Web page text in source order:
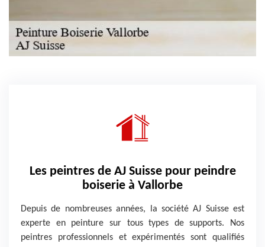
Les peintres de AJ Suisse pour peindre
boiserie à Vallorbe
Depuis de nombreuses années, la société AJ Suisse est
experte en peinture sur tous types de supports. Nos
peintres professionnels et expérimentés sont qualifiés